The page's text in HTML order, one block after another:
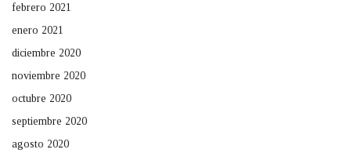
febrero 2021
enero 2021
diciembre 2020
noviembre 2020
octubre 2020
septiembre 2020
agosto 2020